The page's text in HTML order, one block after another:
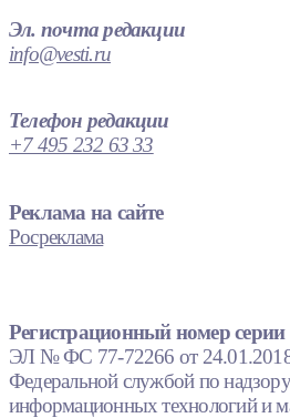
Эл. почта редакции
info@vesti.ru
Телефон редакции
+7 495 232 63 33
Реклама на сайте
Росреклама
Регистрационный номер серии
ЭЛ № ФС 77-72266 от
Федеральной службой по
информационных технологий и